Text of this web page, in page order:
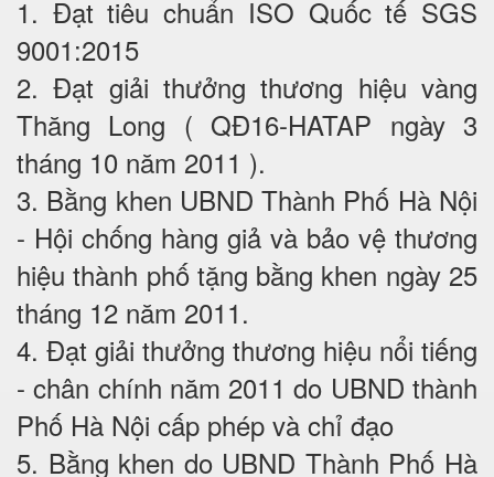
1. Đạt tiêu chuẩn ISO Quốc tế SGS
9001:2015
2. Đạt giải thưởng thương hiệu vàng
Thăng Long ( QĐ16-HATAP ngày 3
tháng 10 năm 2011 ).
3. Bằng khen UBND Thành Phố Hà Nội
- Hội chống hàng giả và bảo vệ thương
hiệu thành phố tặng bằng khen ngày 25
tháng 12 năm 2011.
4. Đạt giải thưởng thương hiệu nổi tiếng
- chân chính năm 2011 do UBND thành
Phố Hà Nội cấp phép và chỉ đạo
5. Bằng khen do UBND Thành Phố Hà